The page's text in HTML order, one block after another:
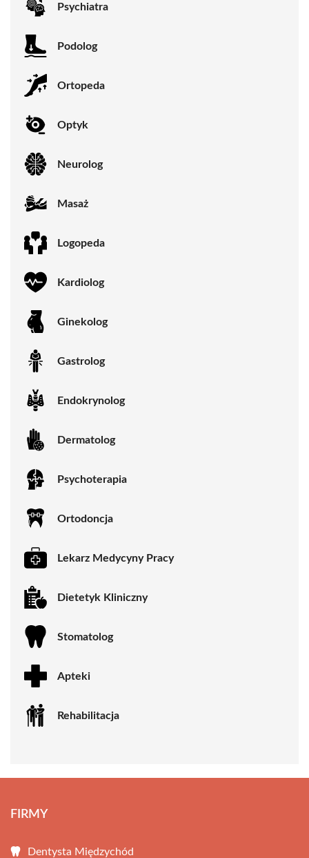
Psychiatra
Podolog
Ortopeda
Optyk
Neurolog
Masaż
Logopeda
Kardiolog
Ginekolog
Gastrolog
Endokrynolog
Dermatolog
Psychoterapia
Ortodoncja
Lekarz Medycyny Pracy
Dietetyk Kliniczny
Stomatolog
Apteki
Rehabilitacja
FIRMY
Dentysta Międzychód